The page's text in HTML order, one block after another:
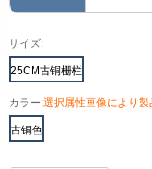
サイズ:
25CM古铜栅栏
カラー:選択属性画像により製
古铜色